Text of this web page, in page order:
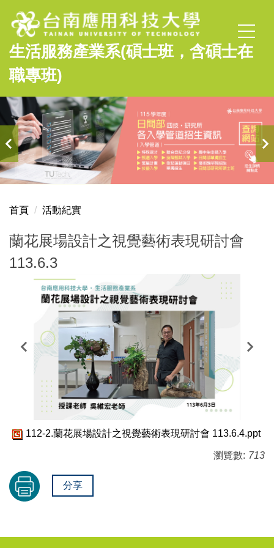
到
要
內
容
區
生活服務產業系(碩士班，含碩士在
職專班)
首頁 活動紀實
蘭花展場設計之視覺藝術表現研討會
113.6.3
112-2.蘭花展場設計之視覺藝術表現研討會 113.6.4.ppt
瀏覽數: 713
分享